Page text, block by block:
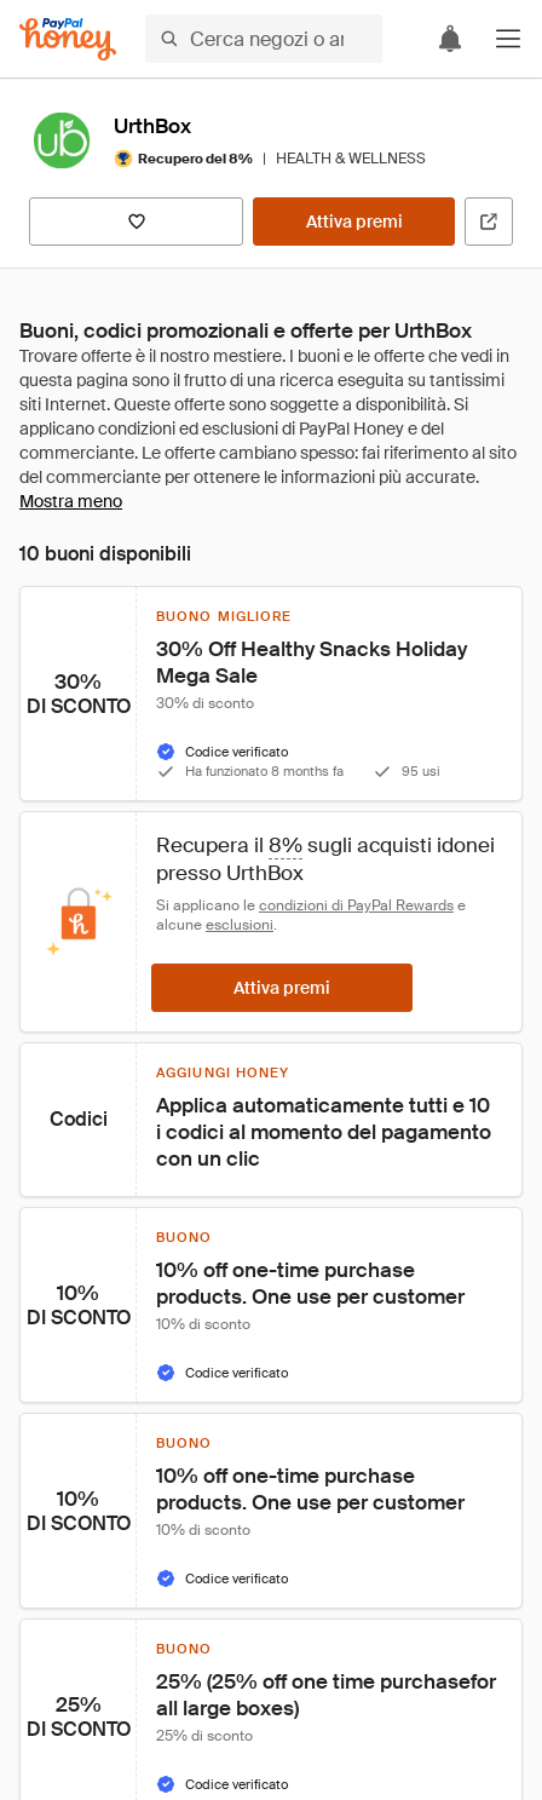
UrthBox
Recupero del 8% | HEALTH & WELLNESS
Attiva premi
Buoni, codici promozionali e offerte per UrthBox
Mostra meno
10 buoni disponibili
30%
DI SCONTO
BUONO MIGLIORE
30% Off Healthy Snacks Holiday
Mega Sale
30% di sconto
Codice verificato
Ha funzionato 8 months fa
95 usi
Recupera il 8% sugli acquisti idonei
presso UrthBox
Si applicano le condizioni di PayPal Rewards e
alcune esclusioni.
Attiva premi
Codici
AGGIUNGI HONEY
Applica automaticamente tutti e 10
i codici al momento del pagamento
con un clic
10%
DI SCONTO
BUONO
10% off one-time purchase
products. One use per customer
10% di sconto
Codice verificato
10%
DI SCONTO
BUONO
10% off one-time purchase
products. One use per customer
10% di sconto
Codice verificato
25%
DI SCONTO
BUONO
25% (25% off one time purchasefor
all large boxes)
25% di sconto
Codice verificato